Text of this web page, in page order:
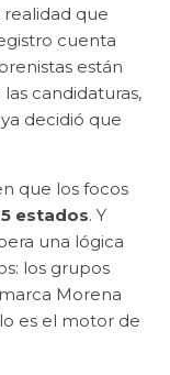
que
cuenta
están
candidaturas,
ya decidió que
que los focos
estados. Y
una lógica
los grupos
Morena
es el motor de